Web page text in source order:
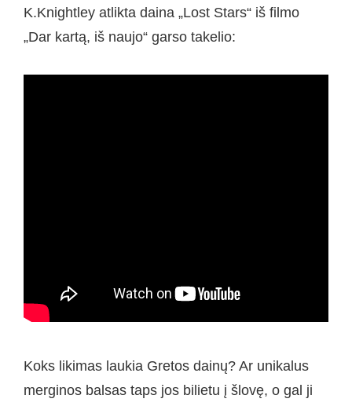
K.Knightley atlikta daina „Lost Stars“ iš filmo
„Dar kartą, iš naujo“ garso takelio:
Koks likimas laukia Gretos dainų? Ar unikalus
merginos balsas taps jos bilietu į šlovę, o gal ji